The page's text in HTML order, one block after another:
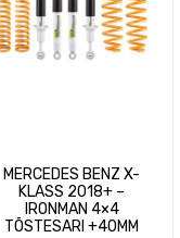
MERCEDES BENZ X-
KLASS 2018+ –
IRONMAN 4×4
TÕSTESARI +40MM